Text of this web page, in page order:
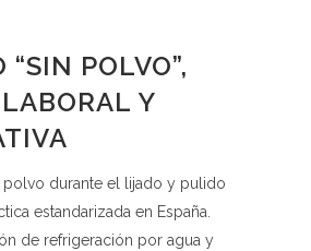
“SIN POLVO”,
Y
durante el lijado y pulido
estandarizada en España.
de refrigeración por agua y